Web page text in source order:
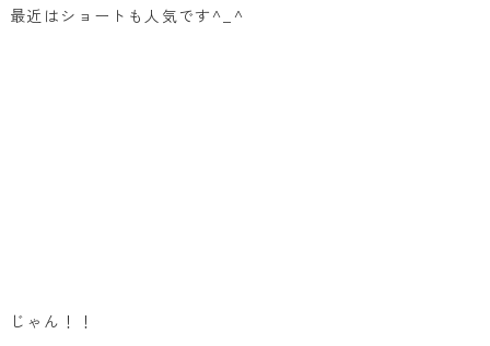
最近はショートも人気です^_^
じゃん！！